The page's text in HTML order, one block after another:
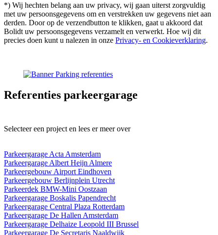
*) Wij hechten belang aan uw privacy, wij gaan uiterst zorgvuldig
met uw persoonsgegevens om en verstrekken uw gegevens niet aan
derden. Door op de verzendbutton te klikken, gaat u akkoord dat
Bolidt uw persoonsgegevens verzamelt en verwerkt. Hoe wij dit
precies doen kunt u nalezen in onze Privacy- en Cookieverklaring.
Referenties parkeergarage
Selecteer een project en lees er meer over
Parkeergarage Acta Amsterdam
Parkeergarage Albert Heijn Almere
Parkeergebouw Airport Eindhoven
Parkeergebouw Berlijnplein Utrecht
Parkeerdek BMW-Mini Oostzaan
Parkeergarage Boskalis Papendrecht
Parkeergarage Central Plaza Rotterdam
Parkeergarage De Hallen Amsterdam
Parkeergarage Delhaize Leopold III Brussel
Parkeergarage De Secretaris Naaldwijk